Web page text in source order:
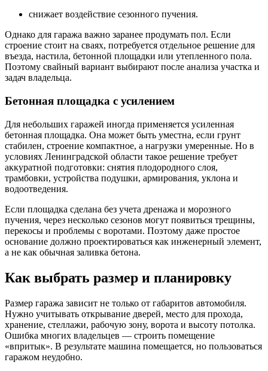
снижает воздействие сезонного пучения.
Однако для гаража важно заранее продумать пол. Если
строение стоит на сваях, потребуется отдельное решение для
въезда, настила, бетонной площадки или утепленного пола.
Поэтому свайный вариант выбирают после анализа участка и
задач владельца.
Бетонная площадка с усилением
Для небольших гаражей иногда применяется усиленная
бетонная площадка. Она может быть уместна, если грунт
стабилен, строение компактное, а нагрузки умеренные. Но в
условиях Ленинградской области такое решение требует
аккуратной подготовки: снятия плодородного слоя,
трамбовки, устройства подушки, армирования, уклона и
водоотведения.
Если площадка сделана без учета дренажа и морозного
пучения, через несколько сезонов могут появиться трещины,
перекосы и проблемы с воротами. Поэтому даже простое
основание должно проектироваться как инженерный элемент,
а не как обычная заливка бетона.
Как выбрать размер и планировку
Размер гаража зависит не только от габаритов автомобиля.
Нужно учитывать открывание дверей, место для прохода,
хранение, стеллажи, рабочую зону, ворота и высоту потолка.
Ошибка многих владельцев — строить помещение
«впритык». В результате машина помещается, но пользоваться
гаражом неудобно.